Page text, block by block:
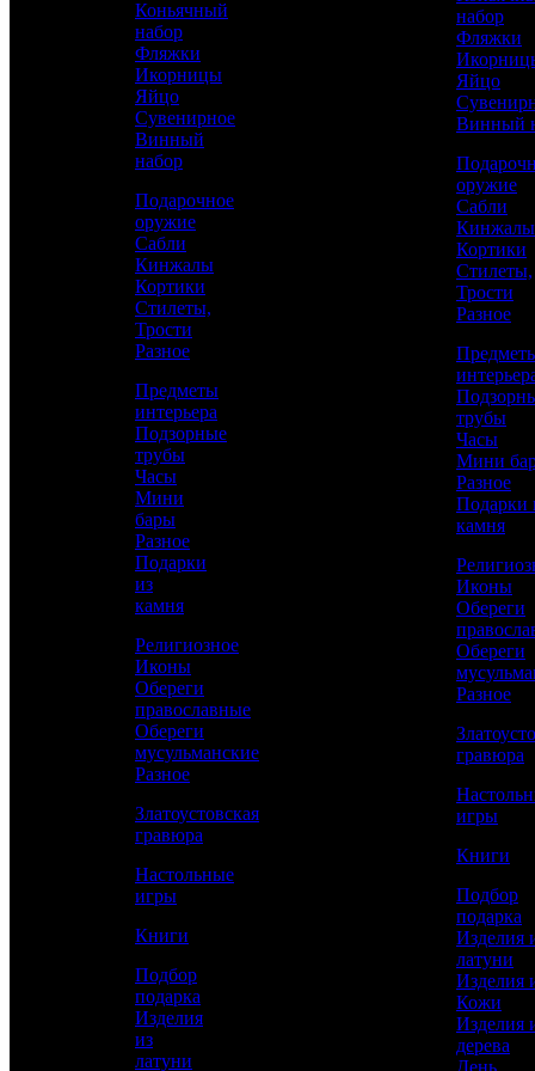
практичность
Аристократ
Руководителю
17 500 р.
Сравнить товар
Рассчитать доставку СДЭК
РАССЧИТАТЬ
Ручка Диаметр
Визитница Длина
Визитница Ширина
Слесарные, Полировка, Рисовка кистью,
Гравирование по лаку, Травление,
Коньячный
набор
Фляжки
Икорницы
Яйцо
Сувенирное
Винный
набор
Подарочное
оружие
Сабли
Кинжалы
Кортики
Стилеты,
Трости
Разное
Предметы
интерьера
Подзорные
трубы
Часы
Мини
бары
Разное
Подарки
из
камня
Религиозное
Иконы
Обереги
православные
Обереги
мусульманские
Разное
Златоустовская
гравюра
Настольные
игры
Книги
Подбор
подарка
Изделия
из
латуни
набор
Фляжки
Яйцо
Винный
оружие
Сабли
Кинжалы
Кортики
Стилеты,
Трости
Разное
трубы
Часы
Мини
Разное
Подарки
камня
Иконы
Обереги
Обереги
Разное
гравюра
игры
Книги
Подбор
подарка
Изделия
латуни
Изделия
Кожи
Изделия
дерева
День